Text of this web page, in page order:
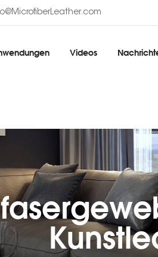
Videos